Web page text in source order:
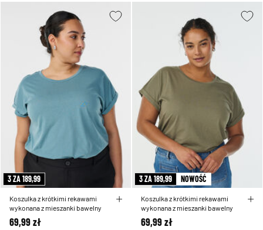
3 ZA 189,99
Koszulka z krótkimi rekawami
wykonana z mieszanki bawelny
69,99 zł
3 ZA 189,99 NOWOŚĆ
Koszulka z krótkimi rekawami
wykonana z mieszanki bawelny
69,99 zł